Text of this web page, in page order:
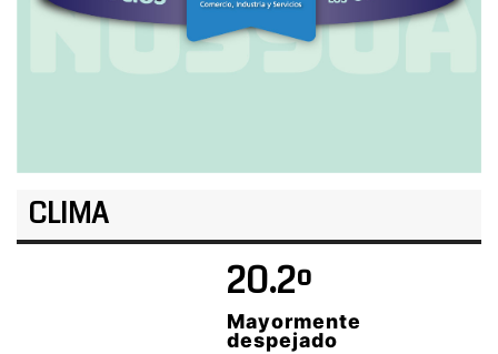
CLIMA
20.2º
Mayormente
despejado